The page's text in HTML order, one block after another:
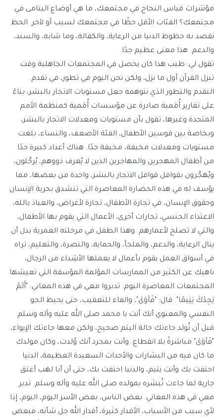
مؤشرات قياس النجاح في مجتمعك، ما هي أوضاع اليتامى في
مجتمعك؟ الفئات الأقل حظًا في مجتمعك لسبب أو لآخر. الحظ
نقصد به حظوظ الدنيا من الرعاية، والكفالة، وما شابه، والسند،
والدعم. هذا معنى عظيم جدًا.
تقول لي: طيب هذا كان يحصل في المجتمعات الجاهلية وقت
تنزل القرآن أول ما نزل، ولكن نحن اليوم في تطور، في تقدم.
التقدم والتطور الذي نتوهمه جعل مستويات الاتجار بالبشر، بناءً
على تقارير أُمَمية صادرة عن مؤسسات أُمَمية كمنظمة الأمم
المتحدة وغيرها، تقول بأن مستويات ومعدلات الاتجار بالبشر،
وبخاصة بين قوسين الأطفال، الفئة الأضعف، والنساء، بلغت
مستويات ومعدلات مخيفة، مخيفة جدًا. هناك أعداد كبيرة جدًا
من أطفال المهجرين والمهاجرين الذين لا يُعرف ذووهم، يُرحَّلون،
ويُهجَّرون بقوافل قوافل الاتجار بالبشر، واحدة من بعضها، مما
يؤسف له في هذه الحضارة المعاصرة التي تتشدق بحرية الإنسان
وحقوق الإنسان، في تجارة الأطفال، تجارة لأغراض، والعياذ بالله،
الاعتداء الجنسي، تجارات أخرى، الأعمال التي يقوم بها الأطفال،
والتي لا تصلح لأعمارهم. وهذا الطفل في مرحلته العمرية بدل أن
ينال الرعاية، والدعم، والملجأ، والحماية، والنصرة، والتعليم، تراه
في أسواق العمل يقوم بأعمال لا يعملها الأشِداء من الرجال،
ناهيك عن الكثير من الممارسات المؤلمة المؤسفة التي تعيشها
المجتمعات المعاصرة اليوم. تدبروا معي في هذه المعاني: "أَلَمْ
يَجِدْكَ يَتِيمًا". قال: "فَآوَىٰ"، والفاء للتعقيب، حتى يحيط الجو
النفسي والمعنوي أنك أنت يا محمد صلى الله عليه وآله وسلم
قبل أن تُولد جاءتك حالة اليتم صحيح، ولكن معها جاءتك الإيواء،
"فَآوَىٰ" مباشرةً بلا انقطاع. وأنت بمجرد أنك وُلدت، وكان مولدك
ما كان فيه من البشارات والأحداث السعيدة العظيمة، الدنيا
احتفت بك وأنت يتيم، والدنيا احتفت بك، حتى أن أبا لهب أعتق
جارية لما جاءت تُبشره بمولده صلى الله عليه وآله وسلم. تدبر
معي في هذه المعاني. بعض الناس، بعض الأسر اليوم، اليوم، إذا
لأي سبب من الأسباب، الأقدار كثيرة، أقدار الله جل شأنه، فبعض